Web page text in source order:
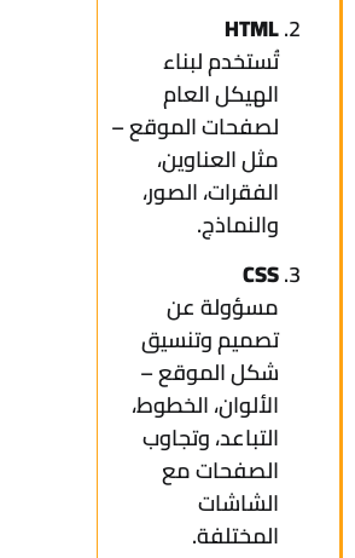
HTML
تُستخدم لبناء
الهيكل العام
لصفحات الموقع –
مثل العناوين،
الفقرات، الصور،
والنماذج.
CSS
مسؤولة عن
تصميم وتنسيق
شكل الموقع –
الألوان، الخطوط،
التباعد، وتجاوب
الصفحات مع
الشاشات
المختلفة.